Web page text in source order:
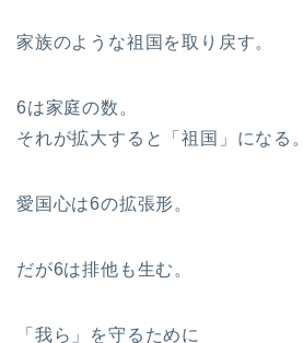
家族のような祖国を取り戻す。
6は家庭の数。
それが拡大すると「祖国」になる。
愛国心は6の拡張形。
だが6は排他も生む。
「我ら」を守るために